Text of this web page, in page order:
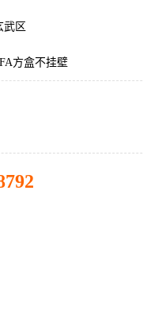
武区
方盒不挂壁